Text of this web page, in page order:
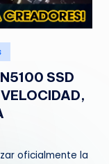
SSD
oficialmente la